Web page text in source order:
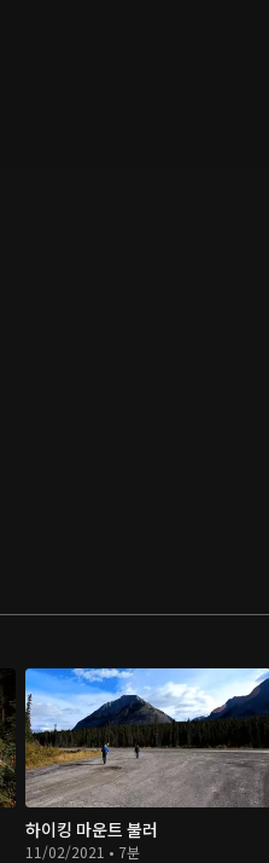
하이킹 마운트 불러
11/02/2021 • 7분